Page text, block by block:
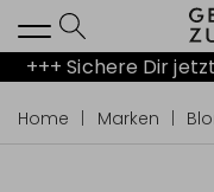
+++ Sichere Dir jetzt
Home Marken